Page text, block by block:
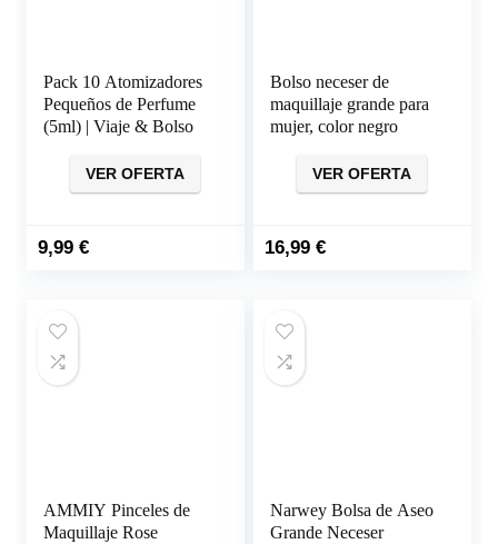
Pack 10 Atomizadores
Pequeños de Perfume
(5ml) | Viaje & Bolso
VER OFERTA
9,99€
Bolso neceser de
maquillaje grande para
mujer, color negro
VER OFERTA
16,99€
AMMIY Pinceles de
Maquillaje Rose
Narwey Bolsa de Aseo
Grande Neceser